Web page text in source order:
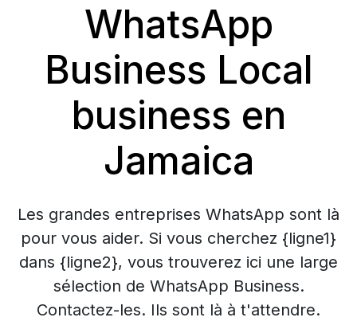
WhatsApp
Business Local
business en
Jamaica
Les grandes entreprises WhatsApp sont là
pour vous aider. Si vous cherchez {ligne1}
dans {ligne2}, vous trouverez ici une large
sélection de WhatsApp Business.
Contactez-les. Ils sont là à t'attendre.